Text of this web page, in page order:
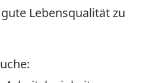
Lebensqualität zu